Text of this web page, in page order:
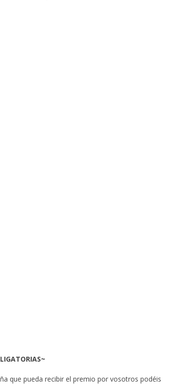
que pueda recibir el premio por vosotros podéis